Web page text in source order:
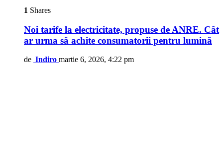
1 Shares
Noi tarife la electricitate, propuse de ANRE. Cât
ar urma să achite consumatorii pentru lumină
de Indiro martie 6, 2026, 4:22 pm